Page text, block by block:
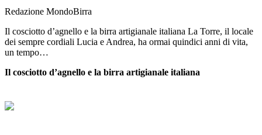
Redazione MondoBirra
Il cosciotto d’agnello e la birra artigianale italiana La Torre, il locale
dei sempre cordiali Lucia e Andrea, ha ormai quindici anni di vita,
un tempo…
Il cosciotto d’agnello e la birra artigianale italiana